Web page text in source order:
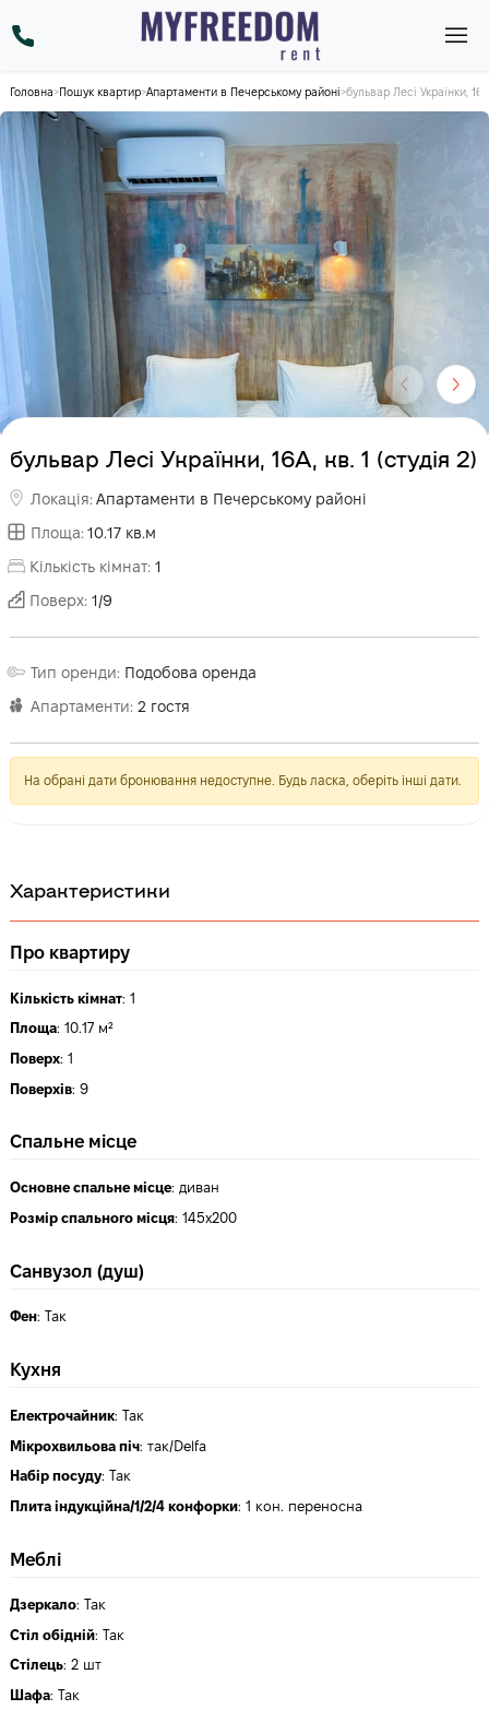
Головна>Пошук квартир>Апартаменти в Печерському районі>бульвар Лесі Українки,
бульвар Лесі Українки, 16А, кв. 1 (студія 2)
Локація: Апартаменти в Печерському районі
Площа: 10.17 кв.м
Кількість кімнат: 1
Поверх: 1/9
Тип оренди: Подобова оренда
Апартаменти: 2 гостя
На обрані дати бронювання недоступне. Будь ласка, оберіть інші дати.
Характеристики
Про квартиру
Кількість кімнат: 1
Площа: 10.17 м²
Поверх: 1
Поверхів: 9
Спальне місце
Основне спальне місце: диван
Розмір спального місця: 145х200
Санвузол (душ)
Фен: Так
Кухня
Електрочайник: Так
Мікрохвильова піч: так/Delfa
Набір посуду: Так
Плита індукційна/1/2/4 конфорки: 1 кон. переносна
Меблі
Дзеркало: Так
Стіл обідній: Так
Стілець: 2 шт
Шафа: Так